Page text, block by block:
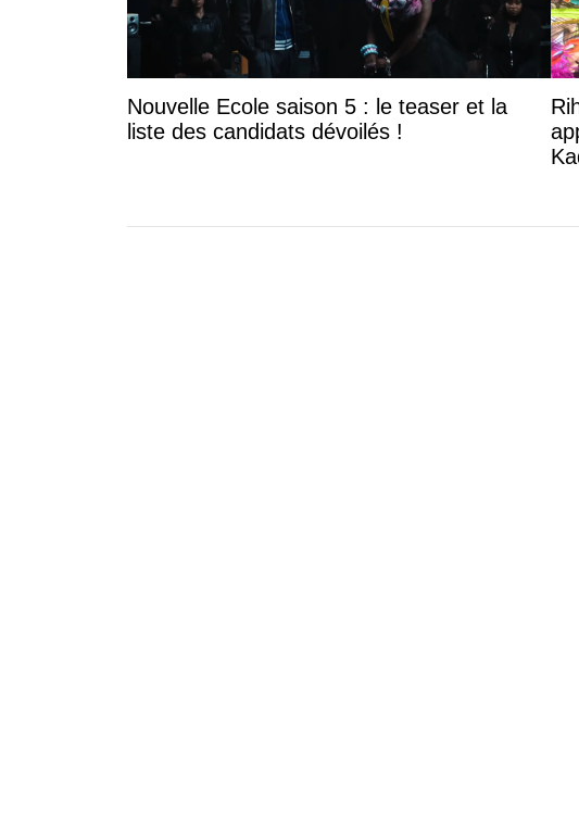
Nouvelle Ecole saison 5 : le teaser et la
liste des candidats dévoilés !